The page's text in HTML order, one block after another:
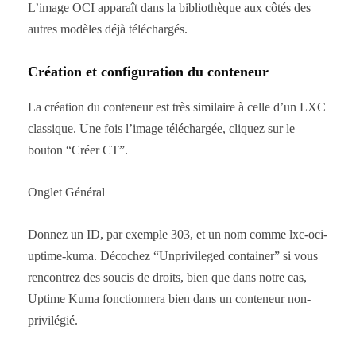
L’image OCI apparaît dans la bibliothèque aux côtés des
autres modèles déjà téléchargés.
Création et configuration du conteneur
La création du conteneur est très similaire à celle d’un LXC
classique. Une fois l’image téléchargée, cliquez sur le
bouton “Créer CT”.
Onglet Général
Donnez un ID, par exemple 303, et un nom comme lxc-oci-
uptime-kuma. Décochez “Unprivileged container” si vous
rencontrez des soucis de droits, bien que dans notre cas,
Uptime Kuma fonctionnera bien dans un conteneur non-
privilégié.